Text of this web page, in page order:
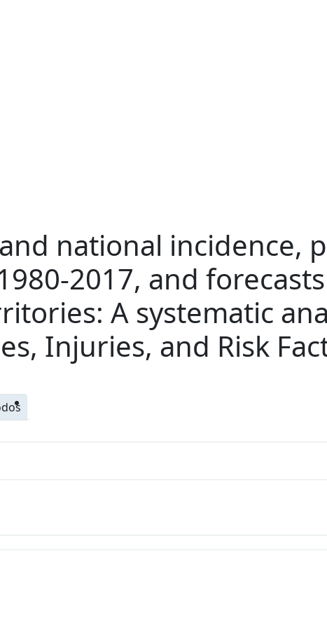
national incidence,
2017, and
A systematic
Injuries, and Risk